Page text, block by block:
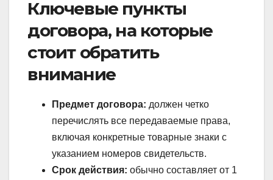
Ключевые пункты
договора, на которые
стоит обратить
внимание
Предмет договора: должен четко
перечислять все передаваемые права,
включая конкретные товарные знаки с
указанием номеров свидетельств.
Срок действия: обычно составляет от 1